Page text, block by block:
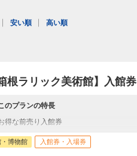
安い順 高い順
箱根ラリック美術館】入館券
のプランの特長
得な前売り入館券
博物館 入館券・入場券